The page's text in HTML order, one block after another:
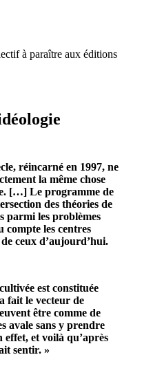
à paraître aux éditions
réincarné en 1997, ne
la même chose
[…] Le programme de
des théories de
parmi les problèmes
les centres
ceux d’aujourd’hui.
est constituée
fait le vecteur de
être comme de
avale sans y prendre
et voilà qu’après
sentir. »